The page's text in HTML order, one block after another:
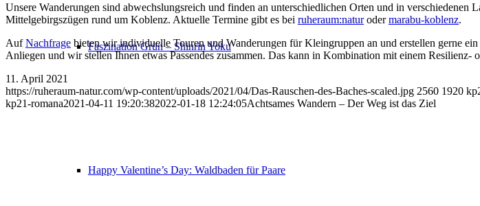
Faszination Grün – Shinrin Yoku
Happy Valentine’s Day: Waldbaden für Paare
Unsere Wanderungen sind abwechslungsreich und finden an unterschiedlichen Orten und in
Mittelgebirgszügen rund um Koblenz. Aktuelle Termine gibt es bei ruheraum:naturodermarabu-koblenz.
AufNachfrage bieten wir individuelle Touren und Wanderungen für Kleingruppen an und erstellen gerne
Anliegen und wir stellen Ihnen etwas Passendes zusammen. Das kann in Kombination mit einem
11. April 2021
https://ruheraum-natur.com/wp-content/uploads/2021/04/Das-Rauschen-des-Baches-scaled.jpg 2560 1920
kp21-romana2021-04-11 19:20:382022-01-18 12:24:05Achtsames Wandern – Der Weg ist das Ziel